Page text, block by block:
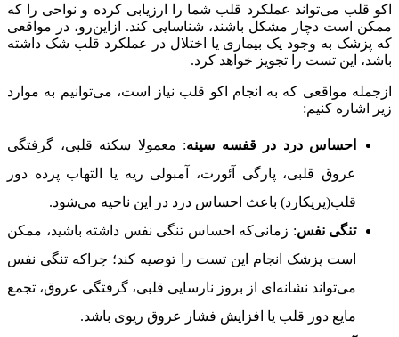
اکو قلب می‌تواند عملکرد قلب شما را ارزیابی کرده و نواحی‌ را که
ممکن است دچار مشکل باشند، شناسایی کند. ازاین‌رو، در مواقعی
که پزشک به وجود یک بیماری یا اختلال در عملکرد قلب شک داشته
باشد، این تست را تجویز خواهد کرد.
ازجمله مواقعی که به انجام اکو قلب نیاز است، می‌توانیم به موارد
زیر اشاره کنیم:
احساس درد در قفسه سینه: معمولا سکته قلبی، گرفتگی
عروق قلبی، پارگی آئورت، آمبولی ریه یا التهاب پرده دور
قلب(پریکارد) باعث احساس درد در این ناحیه می‌شود.
تنگی نفس: زمانی‌که احساس تنگی نفس داشته باشید، ممکن
است پزشک انجام این تست را توصیه کند؛ چراکه تنگی نفس
می‌تواند نشانه‌ای از بروز نارسایی قلبی، گرفتگی عروق، تجمع
مایع دور قلب یا افزایش فشار عروق ریوی باشد.